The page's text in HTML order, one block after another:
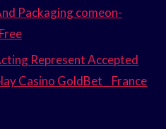
Packaging comeon-
Represent Accepted
Casino GoldBet _ France